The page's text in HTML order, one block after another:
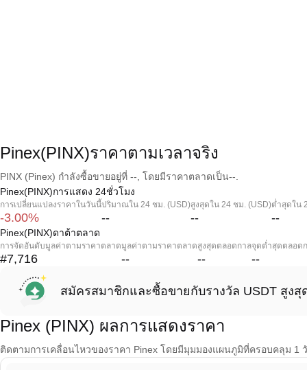
Pinex(PINX)ราคาตามเวลาจริง
PINX (Pinex) กำลังซื้อขายอยู่ที่ --, โดยมีราคาตลาดเป็น--.
Pinex(PINX)การแสดง 24ชั่วโมง
การเปลี่ยนแปลงราคาในวันนี้
-3.00%
ปริมาณใน 24 ชม. (USD)
--
สูงสุดใน 24 ชม. (USD)
--
ต่ำสุดใน
--
Pinex(PINX)ดาต้าตลาด
การจัดอันดับมูลค่าตามราคาตลาด
#7,716
มูลค่าตามราคาตลาด
--
สูงสุดตลอดกาล
--
จุดต่ำสุดตลอด
--
สมัครสมาชิกและซื้อขายกับรางวัล USDT สูงสุ
Pinex (PINX) ผลการแสดงราคา
ติดตามการเคลื่อนไหวของราคา Pinex โดยมีมุมมองแผนภูมิที่ครอบคลุม 1